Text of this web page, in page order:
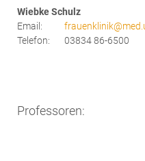
Wiebke Schulz
Email:
Telefon:
03834 86-6500
Professoren: